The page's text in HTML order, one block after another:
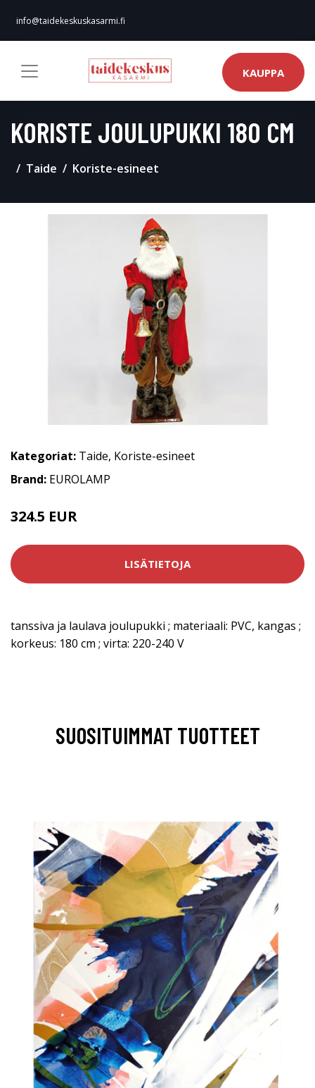
info@taidekeskuskasarmi.fi
KAUPPA
KORISTE JOULUPUKKI 180 CM
Taide Koriste-esineet
Kategoriat: Taide, Koriste-esineet
Brand: EUROLAMP
324.5 EUR
LISÄTIETOJA
tanssiva ja laulava joulupukki ; materiaali: PVC, kangas ;
korkeus: 180 cm ; virta: 220-240 V
SUOSITUIMMAT TUOTTEET